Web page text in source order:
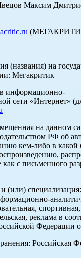
Максим
(названия) на
Мегакритик
информационно-
сети «Интернет»
на данном
РФ об
кем-либо в
как с письменного
(или) специализация:
реклама в
Федерации
Российская